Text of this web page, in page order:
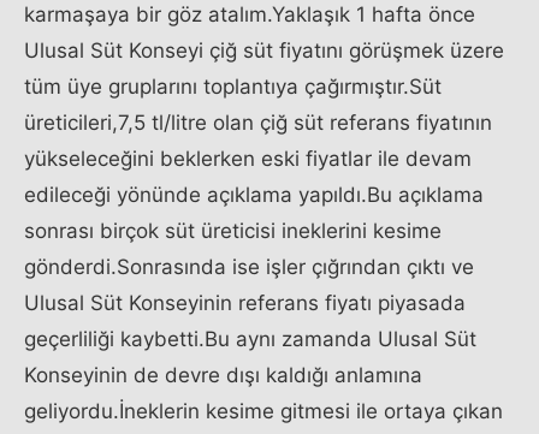
karmaşaya bir göz atalım.Yaklaşık 1 hafta önce
Ulusal Süt Konseyi çiğ süt fiyatını görüşmek üzere
tüm üye gruplarını toplantıya çağırmıştır.Süt
üreticileri,7,5 tl/litre olan çiğ süt referans fiyatının
yükseleceğini beklerken eski fiyatlar ile devam
edileceği yönünde açıklama yapıldı.Bu açıklama
sonrası birçok süt üreticisi ineklerini kesime
gönderdi.Sonrasında ise işler çığrından çıktı ve
Ulusal Süt Konseyinin referans fiyatı piyasada
geçerliliği kaybetti.Bu aynı zamanda Ulusal Süt
Konseyinin de devre dışı kaldığı anlamına
geliyordu.İneklerin kesime gitmesi ile ortaya çıkan